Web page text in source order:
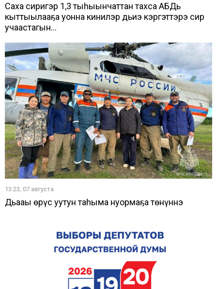
Саха сиригэр 1,3 тыһыынчаттан тахса АБДь
кыттыылааҕа уонна кинилэр дьиэ кэргэттэрэ сир
учаастагын...
13:23, 07 августа
Дьааҥы өрүс уутун таһыма нуормаҕа төнүннэ